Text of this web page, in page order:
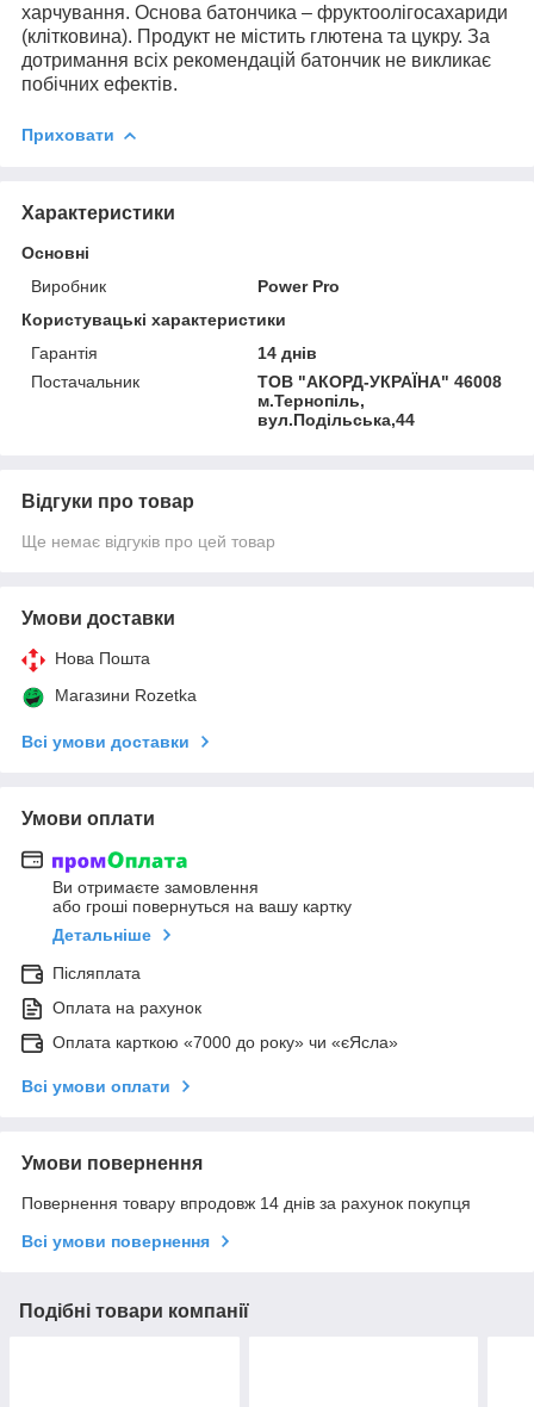
харчування. Основа батончика – фруктоолігосахариди
(клітковина). Продукт не містить глютена та цукру. За
дотримання всіх рекомендацій батончик не викликає
побічних ефектів.
Приховати
Характеристики
Основні
Виробник
Power Pro
Користувацькi характеристики
Гарантія
14 днів
Постачальник
ТОВ "АКОРД-УКРАЇНА" 46008
м.Тернопіль,
вул.Подільська,44
Відгуки про товар
Ще немає відгуків про цей товар
Умови доставки
Нова Пошта
Магазини Rozetka
Всі умови доставки
Умови оплати
Ви отримаєте замовлення
або гроші повернуться на вашу картку
Детальніше
Післяплата
Оплата на рахунок
Оплата карткою «7000 до року» чи «єЯсла»
Всі умови оплати
Умови повернення
Повернення товару впродовж 14 днів за рахунок покупця
Всі умови повернення
Подібні товари компанії